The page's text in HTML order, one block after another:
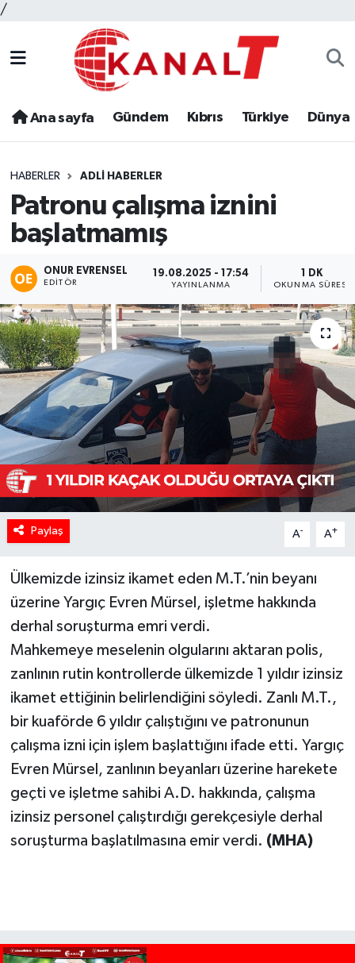
/
Ana sayfa Gündem Kıbrıs Türkiye Dünya
HABERLER ADLI HABERLER
Patronu çalışma iznini
başlatmamış
ONUR EVRENSEL
EDITÖR
19.08.2025 - 17:54
YAYINLANMA
1 DK
OKUNMA SÜRESI
Paylaş A- A+
Ülkemizde izinsiz ikamet eden M.T.’nin beyanı
üzerine Yargıç Evren Mürsel, işletme hakkında
derhal soruşturma emri verdi.
Mahkemeye meselenin olgularını aktaran polis,
zanlının rutin kontrollerde ülkemizde 1 yıldır izinsiz
ikamet ettiğinin belirlendiğini söyledi. Zanlı M.T.,
bir kuaförde 6 yıldır çalıştığını ve patronunun
çalışma izni için işlem başlattığını ifade etti. Yargıç
Evren Mürsel, zanlının beyanları üzerine harekete
geçti ve işletme sahibi A.D. hakkında, çalışma
izinsiz personel çalıştırdığı gerekçesiyle derhal
soruşturma başlatılmasına emir verdi. (MHA)